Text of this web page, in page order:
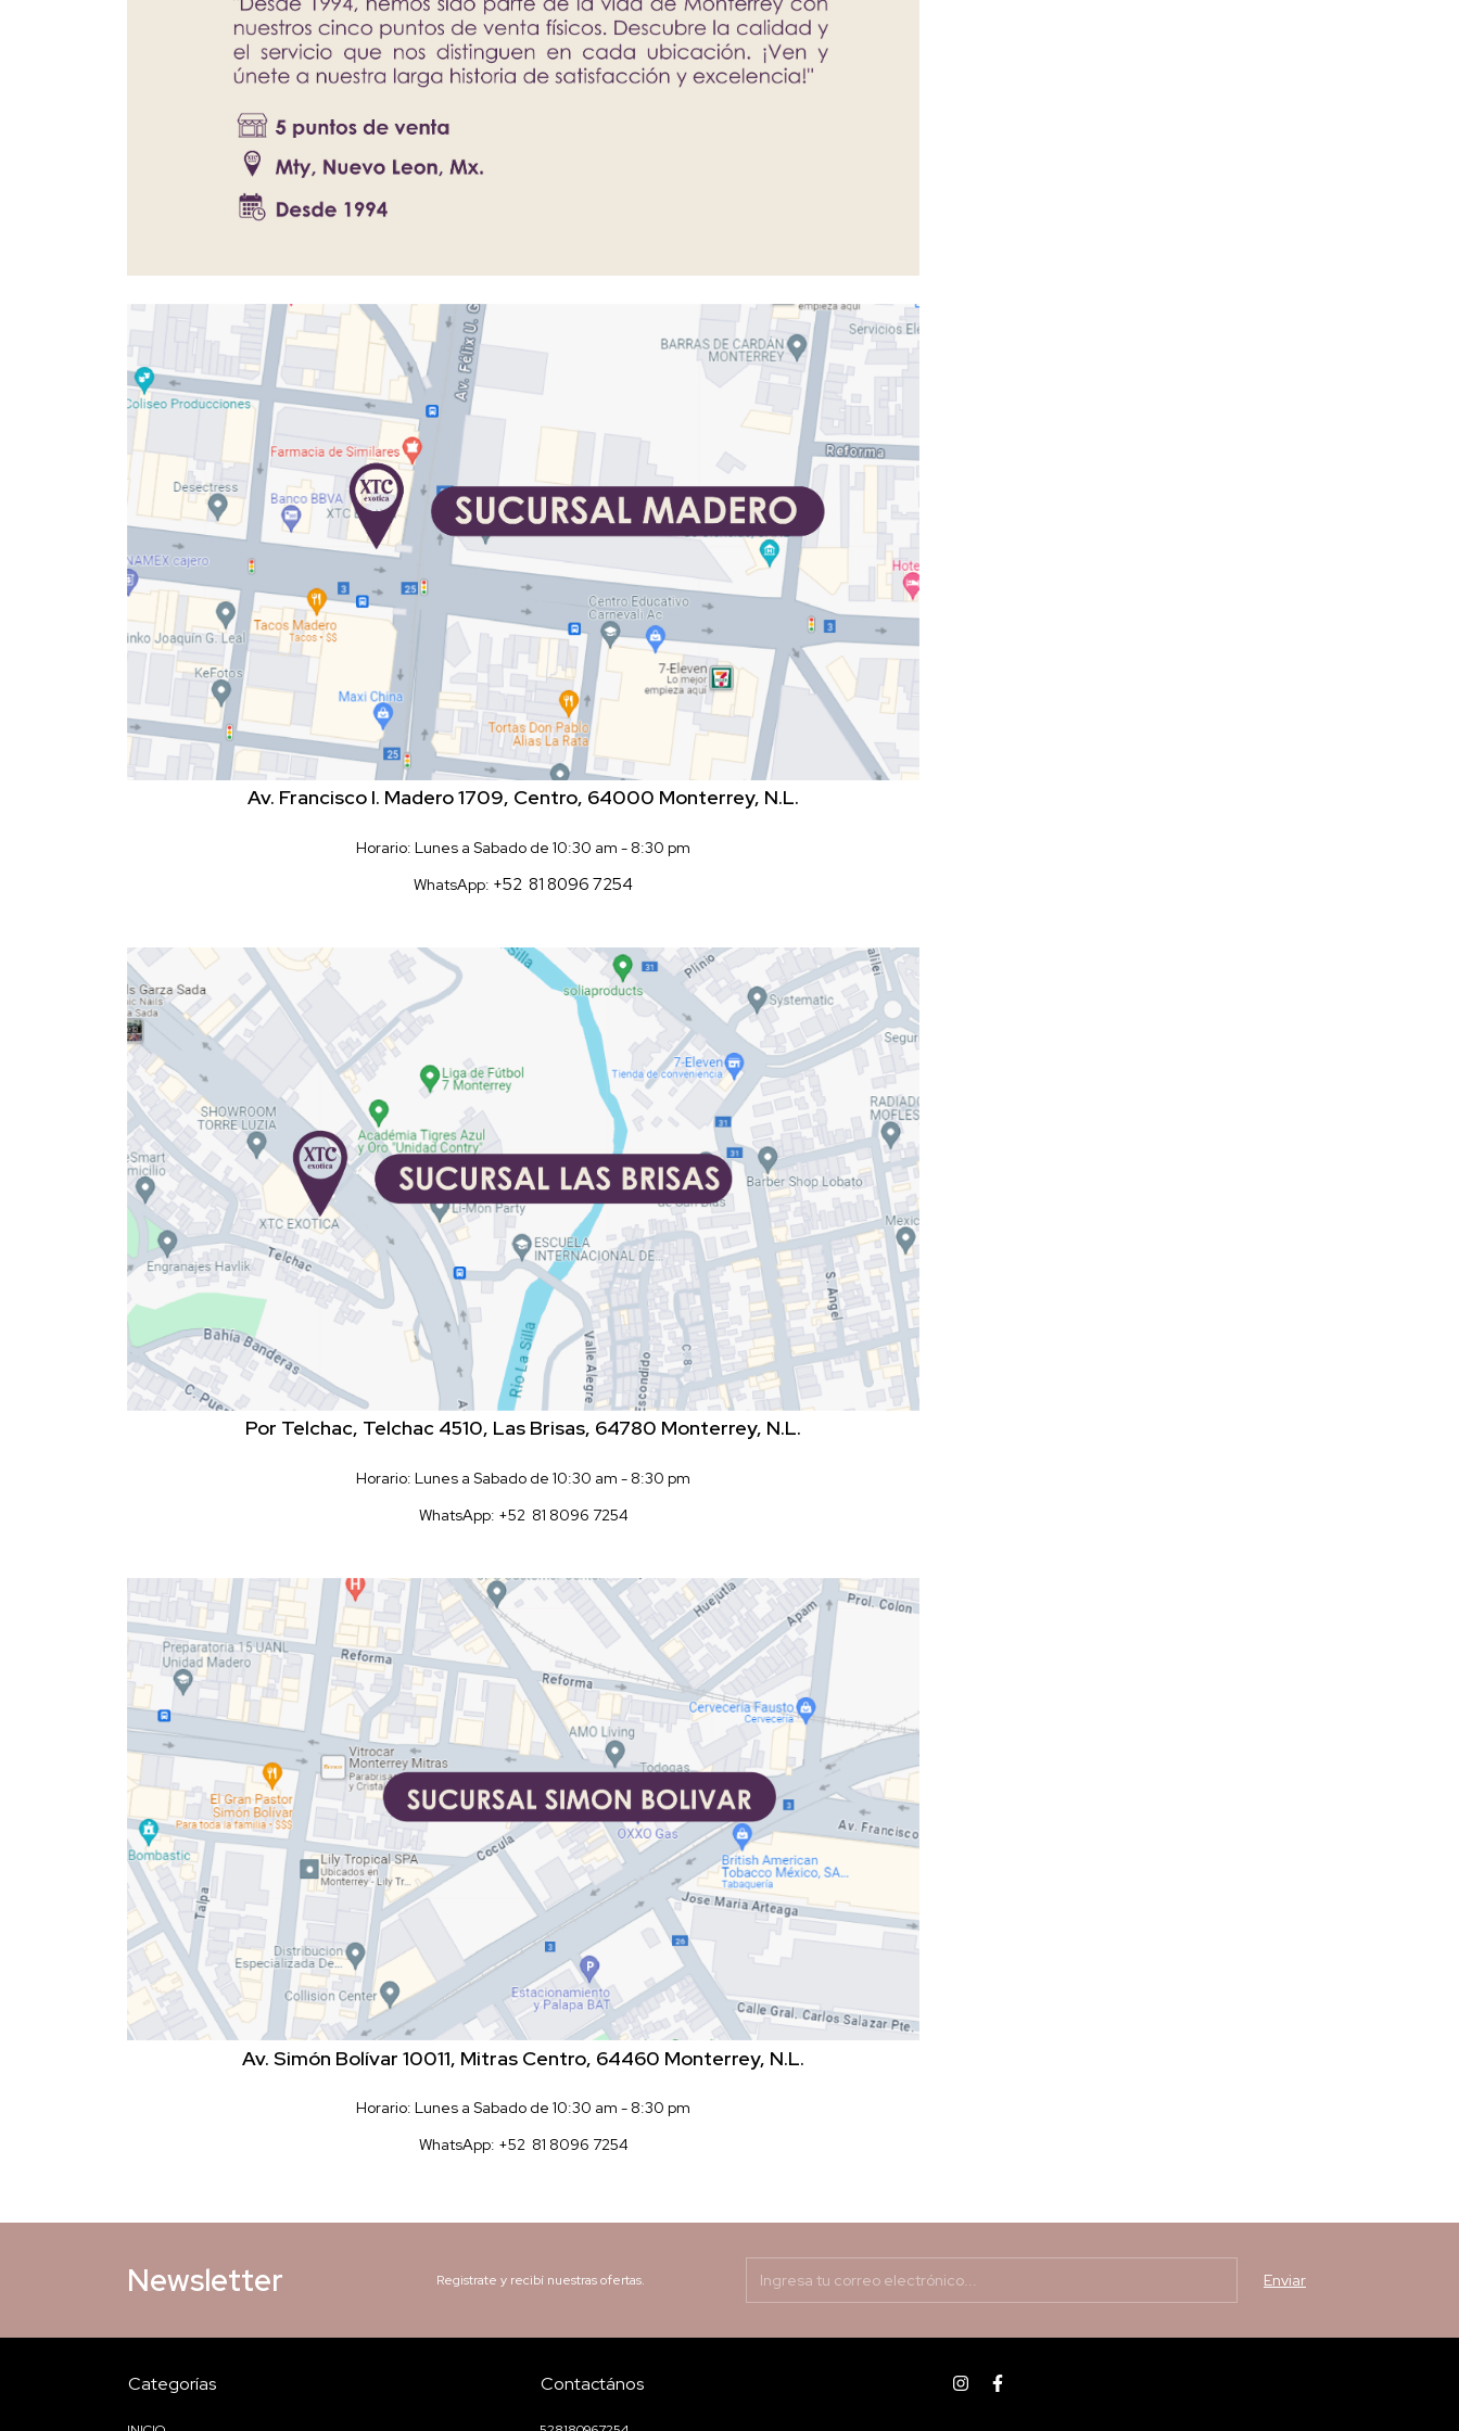
Av. Francisco I. Madero 1709, Centro, 64000 Monterrey, N.L.
Horario: Lunes a Sabado de 10:30 am - 8:30 pm
WhatsApp: +52 81 8096 7254
Por Telchac, Telchac 4510, Las Brisas, 64780 Monterrey, N.L.
Horario: Lunes a Sabado de 10:30 am - 8:30 pm
WhatsApp: +52 81 8096 7254
Av. Simón Bolívar 10011, Mitras Centro, 64460 Monterrey, N.L.
Horario: Lunes a Sabado de 10:30 am - 8:30 pm
WhatsApp: +52 81 8096 7254
Newsletter Registrate y recibí nuestras ofertas.
Categorías Contactános